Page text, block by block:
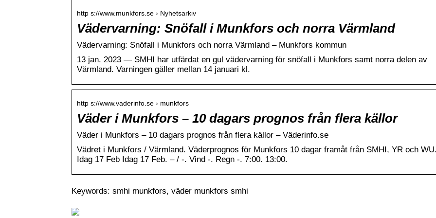
http s://www.munkfors.se › Nyhetsarkiv
Vädervarning: Snöfall i Munkfors och norra Värmland
Vädervarning: Snöfall i Munkfors och norra Värmland – Munkfors kommun
13 jan. 2023 — SMHI har utfärdat en gul vädervarning för snöfall i Munkfors samt norra delen av
Värmland. Varningen gäller mellan 14 januari kl.
http s://www.vaderinfo.se › munkfors
Väder i Munkfors – 10 dagars prognos från flera källor
Väder i Munkfors – 10 dagars prognos från flera källor – Väderinfo.se
Vädret i Munkfors / Värmland. Väderprognos för Munkfors 10 dagar framåt från SMHI, YR och
Idag 17 Feb Idag 17 Feb. – / -. Vind -. Regn -. 7:00. 13:00.
Keywords: smhi munkfors, väder munkfors smhi